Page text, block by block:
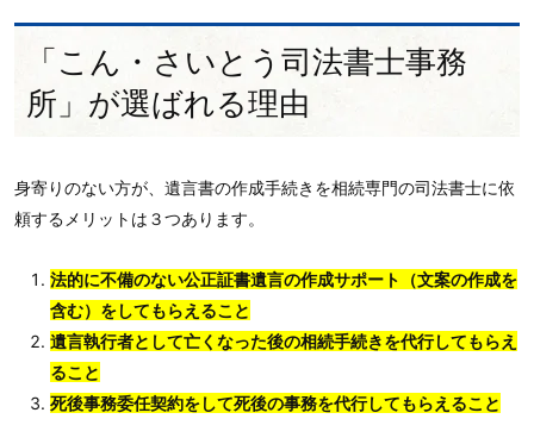
「こん・さいとう司法書士事務
所」が選ばれる理由
身寄りのない方が、遺言書の作成手続きを相続専門の司法書士に依
頼するメリットは３つあります。
法的に不備のない公正証書遺言の作成サポート（文案の作成を
含む）をしてもらえること
遺言執行者として亡くなった後の相続手続きを代行してもらえ
ること
死後事務委任契約をして死後の事務を代行してもらえること